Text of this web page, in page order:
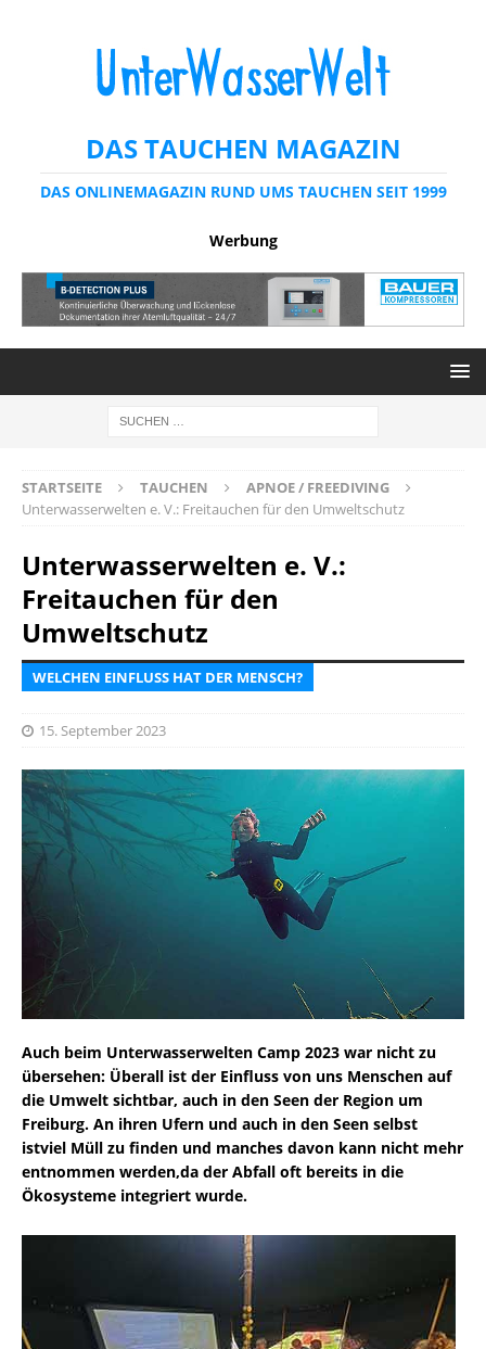
DAS TAUCHEN MAGAZIN
DAS ONLINEMAGAZIN RUND UMS TAUCHEN SEIT 1999
Werbung
STARTSEITE TAUCHEN
APNOE / FREEDIVING
Unterwasserwelten e. V.: Freitauchen für den Umweltschutz
Unterwasserwelten e. V.:
Freitauchen für den
Umweltschutz
WELCHEN EINFLUSS HAT DER MENSCH?
15. September 2023
Auch beim Unterwasserwelten Camp 2023 war nicht zu
übersehen: Überall ist der Einfluss von uns Menschen auf
die Umwelt sichtbar, auch in den Seen der Region um
Freiburg. An ihren Ufern und auch in den Seen selbst
istviel Müll zu finden und manches davon kann nicht mehr
entnommen werden,da der Abfall oft bereits in die
Ökosysteme integriert wurde.